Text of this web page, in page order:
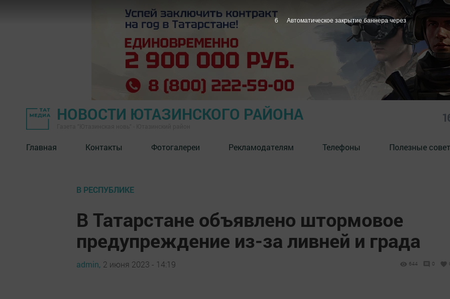
НОВОСТИ ЮТАЗИНСКОГО РАЙОНА
Главная Контакты Фотогалереи Рекламодателям Телефоны Полезные
В РЕСПУБЛИКЕ
В Татарстане объявлено штормовое
предупреждение из-за ливней и града
admin, 2 июня 2023 - 14:19 644 0
5 Автоматическое закрытие баннера через